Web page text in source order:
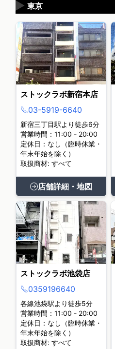
東京
▶
ストックラボ新宿本店
03-5919-6640
新宿三丁目駅より徒歩6分
営業時間：11:00 - 20:00
定休日：なし（臨時休業・
年末年始を除く）
取扱商材: すべて
店舗詳細・地図
ストックラボ池袋店
0359196640
各線池袋駅より徒歩5分
営業時間：11:00 - 20:00
定休日：なし（臨時休業・
年末年始を除く）
取扱商材: すべて